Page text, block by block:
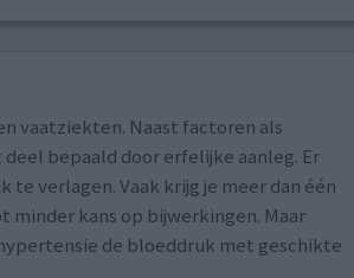
vaatziekten. Naast factoren als
bepaald door erfelijke aanleg. Er
verlagen. Vaak krijg je meer dan één
kans op bijwerkingen. Maar
de bloeddruk met geschikte